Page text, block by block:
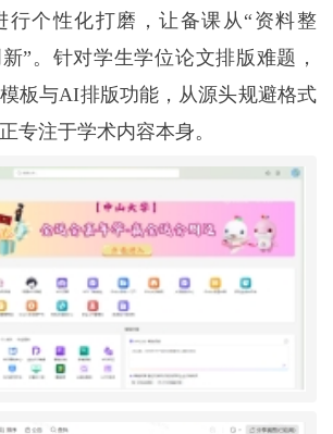
行个性化打磨，让备课从“资料整
”。针对学生学位论文排版难题，
板与AI排版功能，从源头规避格式
专注于学术内容本身。